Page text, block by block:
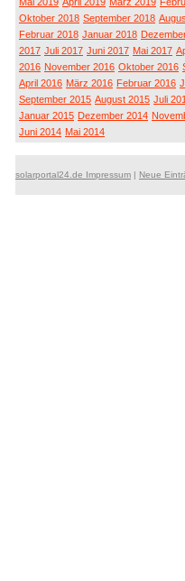
Oktober 2018 September 2018
Februar 2018 Januar 2018
2017 Juli 2017 Juni 2017 Mai 2017
2016 November 2016 Oktober 2016
April 2016 März 2016 Februar 2016
September 2015 August 2015 Juli
Januar 2015 Dezember 2014
Juni 2014 Mai 2014
solarportal24.de Impressum | Neue